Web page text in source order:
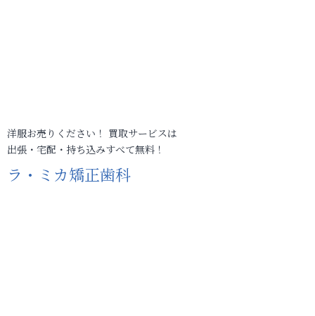
洋服お売りください！ 買取サービスは
出張・宅配・持ち込みすべて無料！
ラ・ミカ矯正歯科